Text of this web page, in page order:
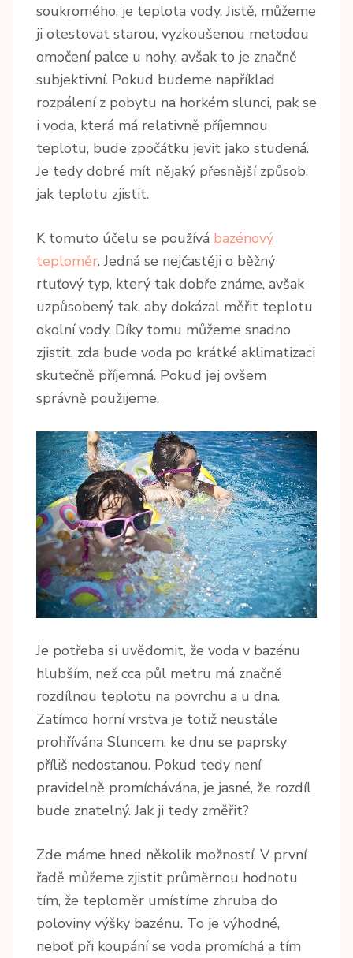
soukromého, je teplota vody. Jistě, můžeme
ji otestovat starou, vyzkoušenou metodou
omočení palce u nohy, avšak to je značně
subjektivní. Pokud budeme například
rozpálení z pobytu na horkém slunci, pak se
i voda, která má relativně příjemnou
teplotu, bude zpočátku jevit jako studená.
Je tedy dobré mít nějaký přesnější způsob,
jak teplotu zjistit.
K tomuto účelu se používá bazénový
teploměr. Jedná se nejčastěji o běžný
rtuťový typ, který tak dobře známe, avšak
uzpůsobený tak, aby dokázal měřit teplotu
okolní vody. Díky tomu můžeme snadno
zjistit, zda bude voda po krátké aklimatizaci
skutečně příjemná. Pokud jej ovšem
správně použijeme.
Je potřeba si uvědomit, že voda v bazénu
hlubším, než cca půl metru má značně
rozdílnou teplotu na povrchu a u dna.
Zatímco horní vrstva je totiž neustále
prohřívána Sluncem, ke dnu se paprsky
příliš nedostanou. Pokud tedy není
pravidelně promíchávána, je jasné, že rozdíl
bude znatelný. Jak ji tedy změřit?
Zde máme hned několik možností. V první
řadě můžeme zjistit průměrnou hodnotu
tím, že teploměr umístíme zhruba do
poloviny výšky bazénu. To je výhodné,
neboť při koupání se voda promíchá a tím